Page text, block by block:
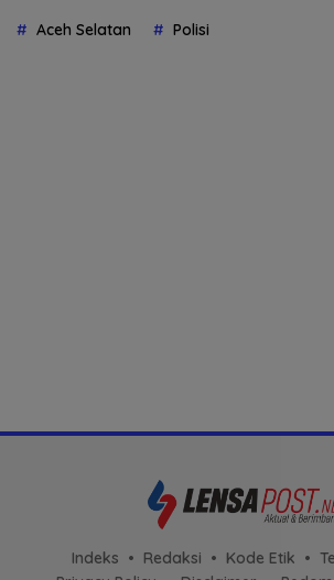
Aceh Selatan Polisi
Indeks Redaksi Kode Etik